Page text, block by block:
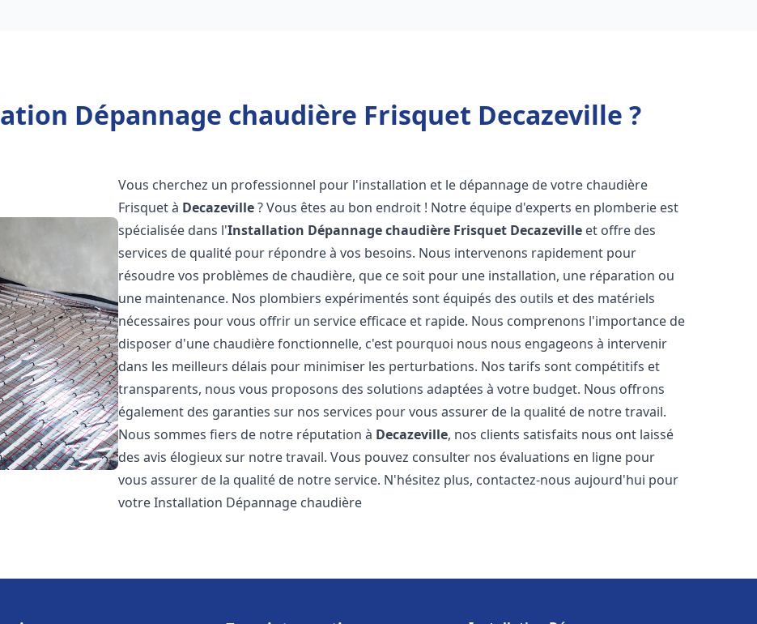
Dépannage chaudière Frisquet Decazeville ?
Vous cherchez un professionnel pour l'installation et le dépannage de votre chaudière
Frisquet à Decazeville? Vous êtes au bon endroit ! Notre équipe d'experts en plomberie est
spécialisée dans l'Installation Dépannage chaudière Frisquet Decazeville et offre des
services de qualité pour répondre à vos besoins. Nous intervenons rapidement pour
résoudre vos problèmes de chaudière, que ce soit pour une installation, une réparation ou
une maintenance. Nos plombiers expérimentés sont équipés des outils et des matériels
nécessaires pour vous offrir un service efficace et rapide. Nous comprenons l'importance de
disposer d'une chaudière fonctionnelle, c'est pourquoi nous nous engageons à intervenir
dans les meilleurs délais pour minimiser les perturbations. Nos tarifs sont compétitifs et
transparents, nous vous proposons des solutions adaptées à votre budget. Nous offrons
également des garanties sur nos services pour vous assurer de la qualité de notre travail.
Nous sommes fiers de notre réputation à Decazeville, nos clients satisfaits nous ont laissé
des avis élogieux sur notre travail. Vous pouvez consulter nos évaluations en ligne pour
vous assurer de la qualité de notre service. N'hésitez plus, contactez-nous aujourd'hui pour
votre Installation Dépannage chaudière